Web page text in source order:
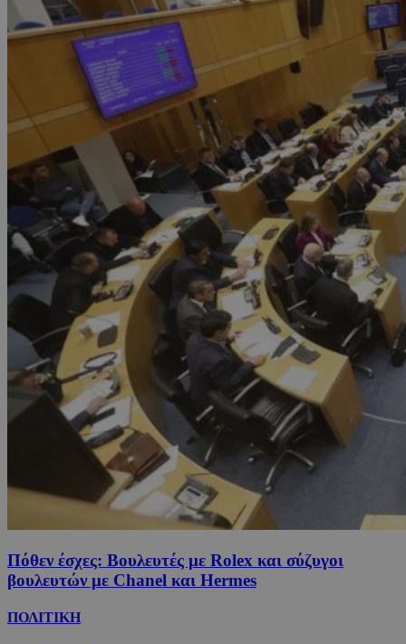
Πόθεν έσχες: Βουλευτές με Rolex και σύζυγοι
βουλευτών με Chanel και Hermes
ΠΟΛΙΤΙΚΗ